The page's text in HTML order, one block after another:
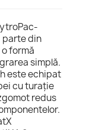
parte din
formă
simplă.
este echipat
cu turație
redus